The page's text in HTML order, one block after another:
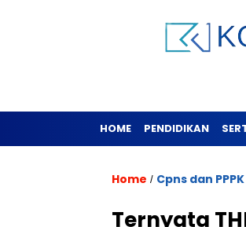
HOME PENDIDIKAN
Home / Cpns dan PPPK
Ternyata